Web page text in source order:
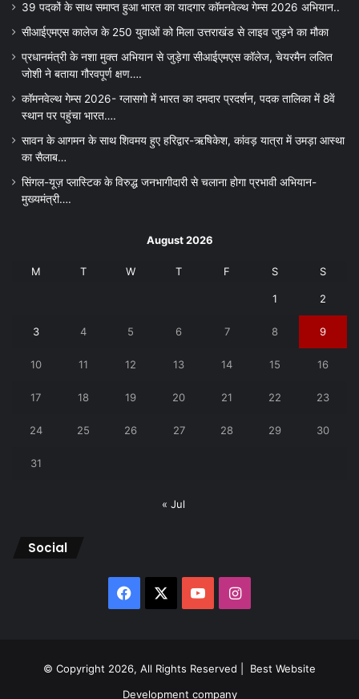
39 पदकों के साथ समाप्त हुआ भारत का यादगार कॉमनवेल्थ गेम्स 2026 अभियान..
सीआईएमएस कालेज के 250 युवाओं को मिला उत्तराखंड से लाइव जुड़ने का मौका
प्रधानमंत्री के नशा मुक्त अभियान से जुड़ेगा सीआईएमएस कॉलेज, चेयरमैन ललित
जोशी ने बताया गौरवपूर्ण क्षण….
कॉमनवेल्थ गेम्स 2026- ग्लासगो में भारत का दमदार प्रदर्शन, पदक तालिका में 8वें
स्थान पर पहुंचा भारत….
सावन के आगमन के साथ शिवमय हुए हरिद्वार-ऋषिकेश, कांवड़ यात्रा में उमड़ा आस्था
का सैलाब…
सिंगल-यूज़ प्लास्टिक के विरुद्ध जनभागीदारी से चलाना होगा प्रभावी अभियान-
मुख्यमंत्री….
August 2026
M T W T F S S
1 2
3 4 5 6 7 8 9
10 11 12 13 14 15 16
17 18 19 20 21 22 23
24 25 26 27 28 29 30
31
« Jul
Social
Facebook YouTubeInstagram
© Copyright 2026, All Rights Reserved | Best Website
Development company